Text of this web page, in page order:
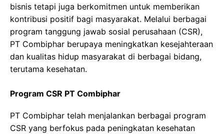
bisnis tetapi juga berkomitmen untuk memberikan
kontribusi positif bagi masyarakat. Melalui berbagai
program tanggung jawab sosial perusahaan (CSR),
PT Combiphar berupaya meningkatkan kesejahteraan
dan kualitas hidup masyarakat di berbagai bidang,
terutama kesehatan.
Program CSR PT Combiphar
PT Combiphar telah menjalankan berbagai program
CSR yang berfokus pada peningkatan kesehatan